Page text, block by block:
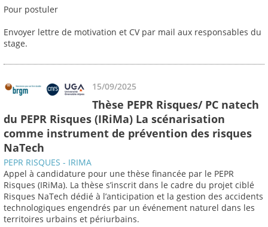
Pour postuler
Envoyer lettre de motivation et CV par mail aux responsables du
stage.
15/09/2025
Thèse PEPR Risques/ PC natech
du PEPR Risques (IRiMa) La scénarisation
comme instrument de prévention des risques
NaTech
PEPR RISQUES - IRIMA
Appel à candidature pour une thèse financée par le PEPR
Risques (IRiMa). La thèse s’inscrit dans le cadre du projet ciblé
Risques NaTech dédié à l’anticipation et la gestion des accidents
technologiques engendrés par un événement naturel dans les
territoires urbains et périurbains.